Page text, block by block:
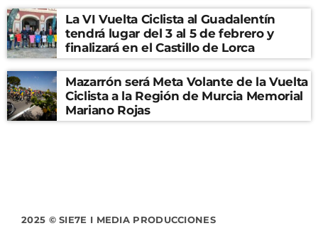
La VI Vuelta Ciclista al Guadalentín
tendrá lugar del 3 al 5 de febrero y
finalizará en el Castillo de Lorca
Mazarrón será Meta Volante de la Vuelta
Ciclista a la Región de Murcia Memorial
Mariano Rojas
2025 © SIE7E I MEDIA PRODUCCIONES